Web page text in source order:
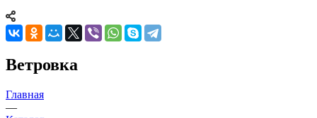
Ветровка
Главная
—